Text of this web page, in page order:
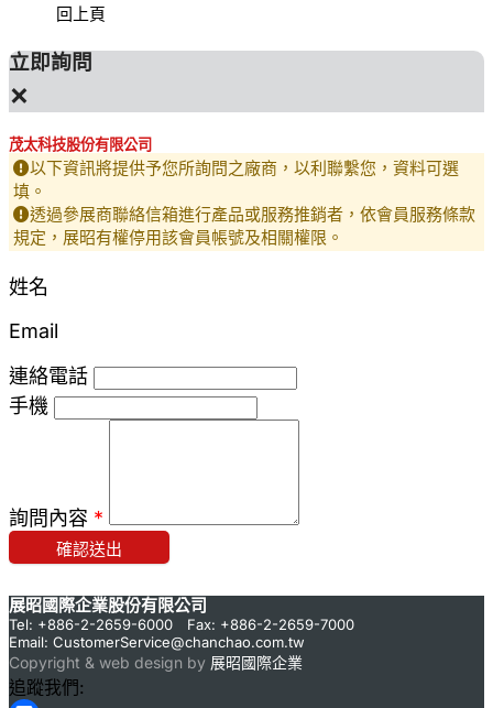
回上頁
立即詢問
×
茂太科技股份有限公司
以下資訊將提供予您所詢問之廠商，以利聯繫您，資料可選
填。
透過參展商聯絡信箱進行產品或服務推銷者，依會員服務條款
規定，展昭有權停用該會員帳號及相關權限。
姓名
Email
連絡電話
手機
詢問內容 *
確認送出
展昭國際企業股份有限公司
Tel: +886-2-2659-6000 Fax: +886-2-2659-7000
Email: CustomerService@chanchao.com.tw
Copyright & web design by 展昭國際企業
追蹤我們: